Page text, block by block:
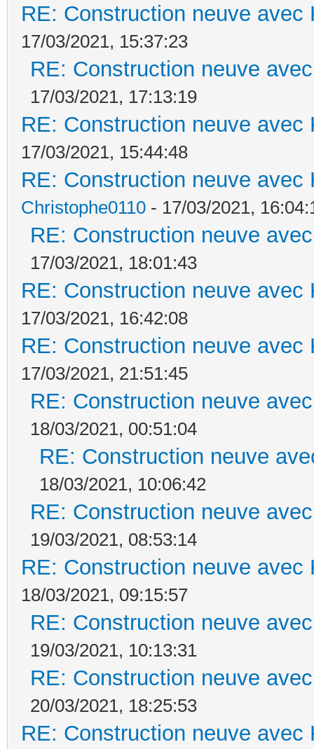
RE: Construction neuve avec
17/03/2021, 15:37:23
RE: Construction neuve
17/03/2021, 17:13:19
RE: Construction neuve avec
17/03/2021, 15:44:48
RE: Construction neuve avec
Christophe0110 - 17/03/2021,
RE: Construction neuve
17/03/2021, 18:01:43
RE: Construction neuve avec
17/03/2021, 16:42:08
RE: Construction neuve avec
17/03/2021, 21:51:45
RE: Construction neuve
18/03/2021, 00:51:04
RE: Construction neuve
18/03/2021, 10:06:42
RE: Construction neuve
19/03/2021, 08:53:14
RE: Construction neuve avec
18/03/2021, 09:15:57
RE: Construction neuve
19/03/2021, 10:13:31
RE: Construction neuve
20/03/2021, 18:25:53
RE: Construction neuve avec